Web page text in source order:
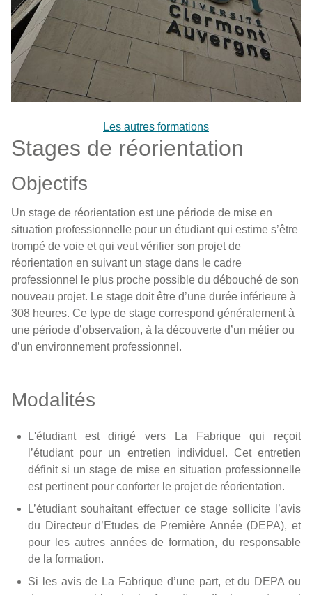
Les autres formations
Stages de réorientation
Objectifs
Un stage de réorientation est une période de mise en
situation professionnelle pour un étudiant qui estime s’être
trompé de voie et qui veut vérifier son projet de
réorientation en suivant un stage dans le cadre
professionnel le plus proche possible du débouché de son
nouveau projet. Le stage doit être d’une durée inférieure à
308 heures. Ce type de stage correspond généralement à
une période d’observation, à la découverte d’un métier ou
d’un environnement professionnel.
Modalités
L'étudiant est dirigé vers La Fabrique qui reçoit
l’étudiant pour un entretien individuel. Cet entretien
définit si un stage de mise en situation professionnelle
est pertinent pour conforter le projet de réorientation.
L’étudiant souhaitant effectuer ce stage sollicite l’avis
du Directeur d’Etudes de Première Année (DEPA), et
pour les autres années de formation, du responsable
de la formation.
Si les avis de La Fabrique d’une part, et du DEPA ou